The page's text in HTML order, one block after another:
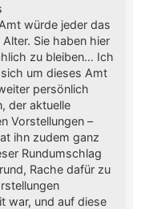
würde jeder das
Sie haben hier
zu bleiben… Ich
um dieses Amt
persönlich
der aktuelle
Vorstellungen –
ihn zudem ganz
Rundumschlag
Rache dafür zu
war, und auf diese